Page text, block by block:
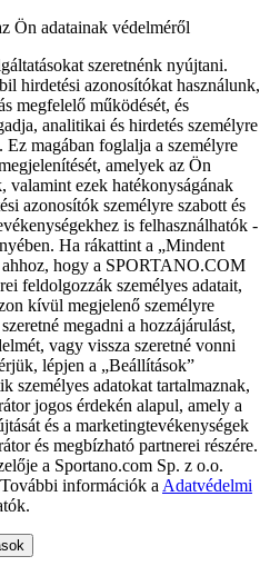
Ön adatainak védelméről
szeretnénk nyújtani.
hirdetési azonosítókat használunk,
megfelelő működését, és
analitikai és hirdetés személyre
magában foglalja a személyre
amelyek az Ön
valamint ezek hatékonyságának
azonosítók személyre szabott és
is felhasználhatók -
Ha rákattint a „Mindent
hogy a SPORTANO.COM
feldolgozzák személyes adatait,
kívül megjelenő személyre
megadni a hozzájárulást,
vagy vissza szeretné vonni
lépjen a „Beállítások”
személyes adatokat tartalmaznak,
jogos érdekén alapul, amely a
és a marketingtevékenységek
és megbízható partnerei részére.
a Sportano.com Sp. z o.o.
információk a Adatvédelmi